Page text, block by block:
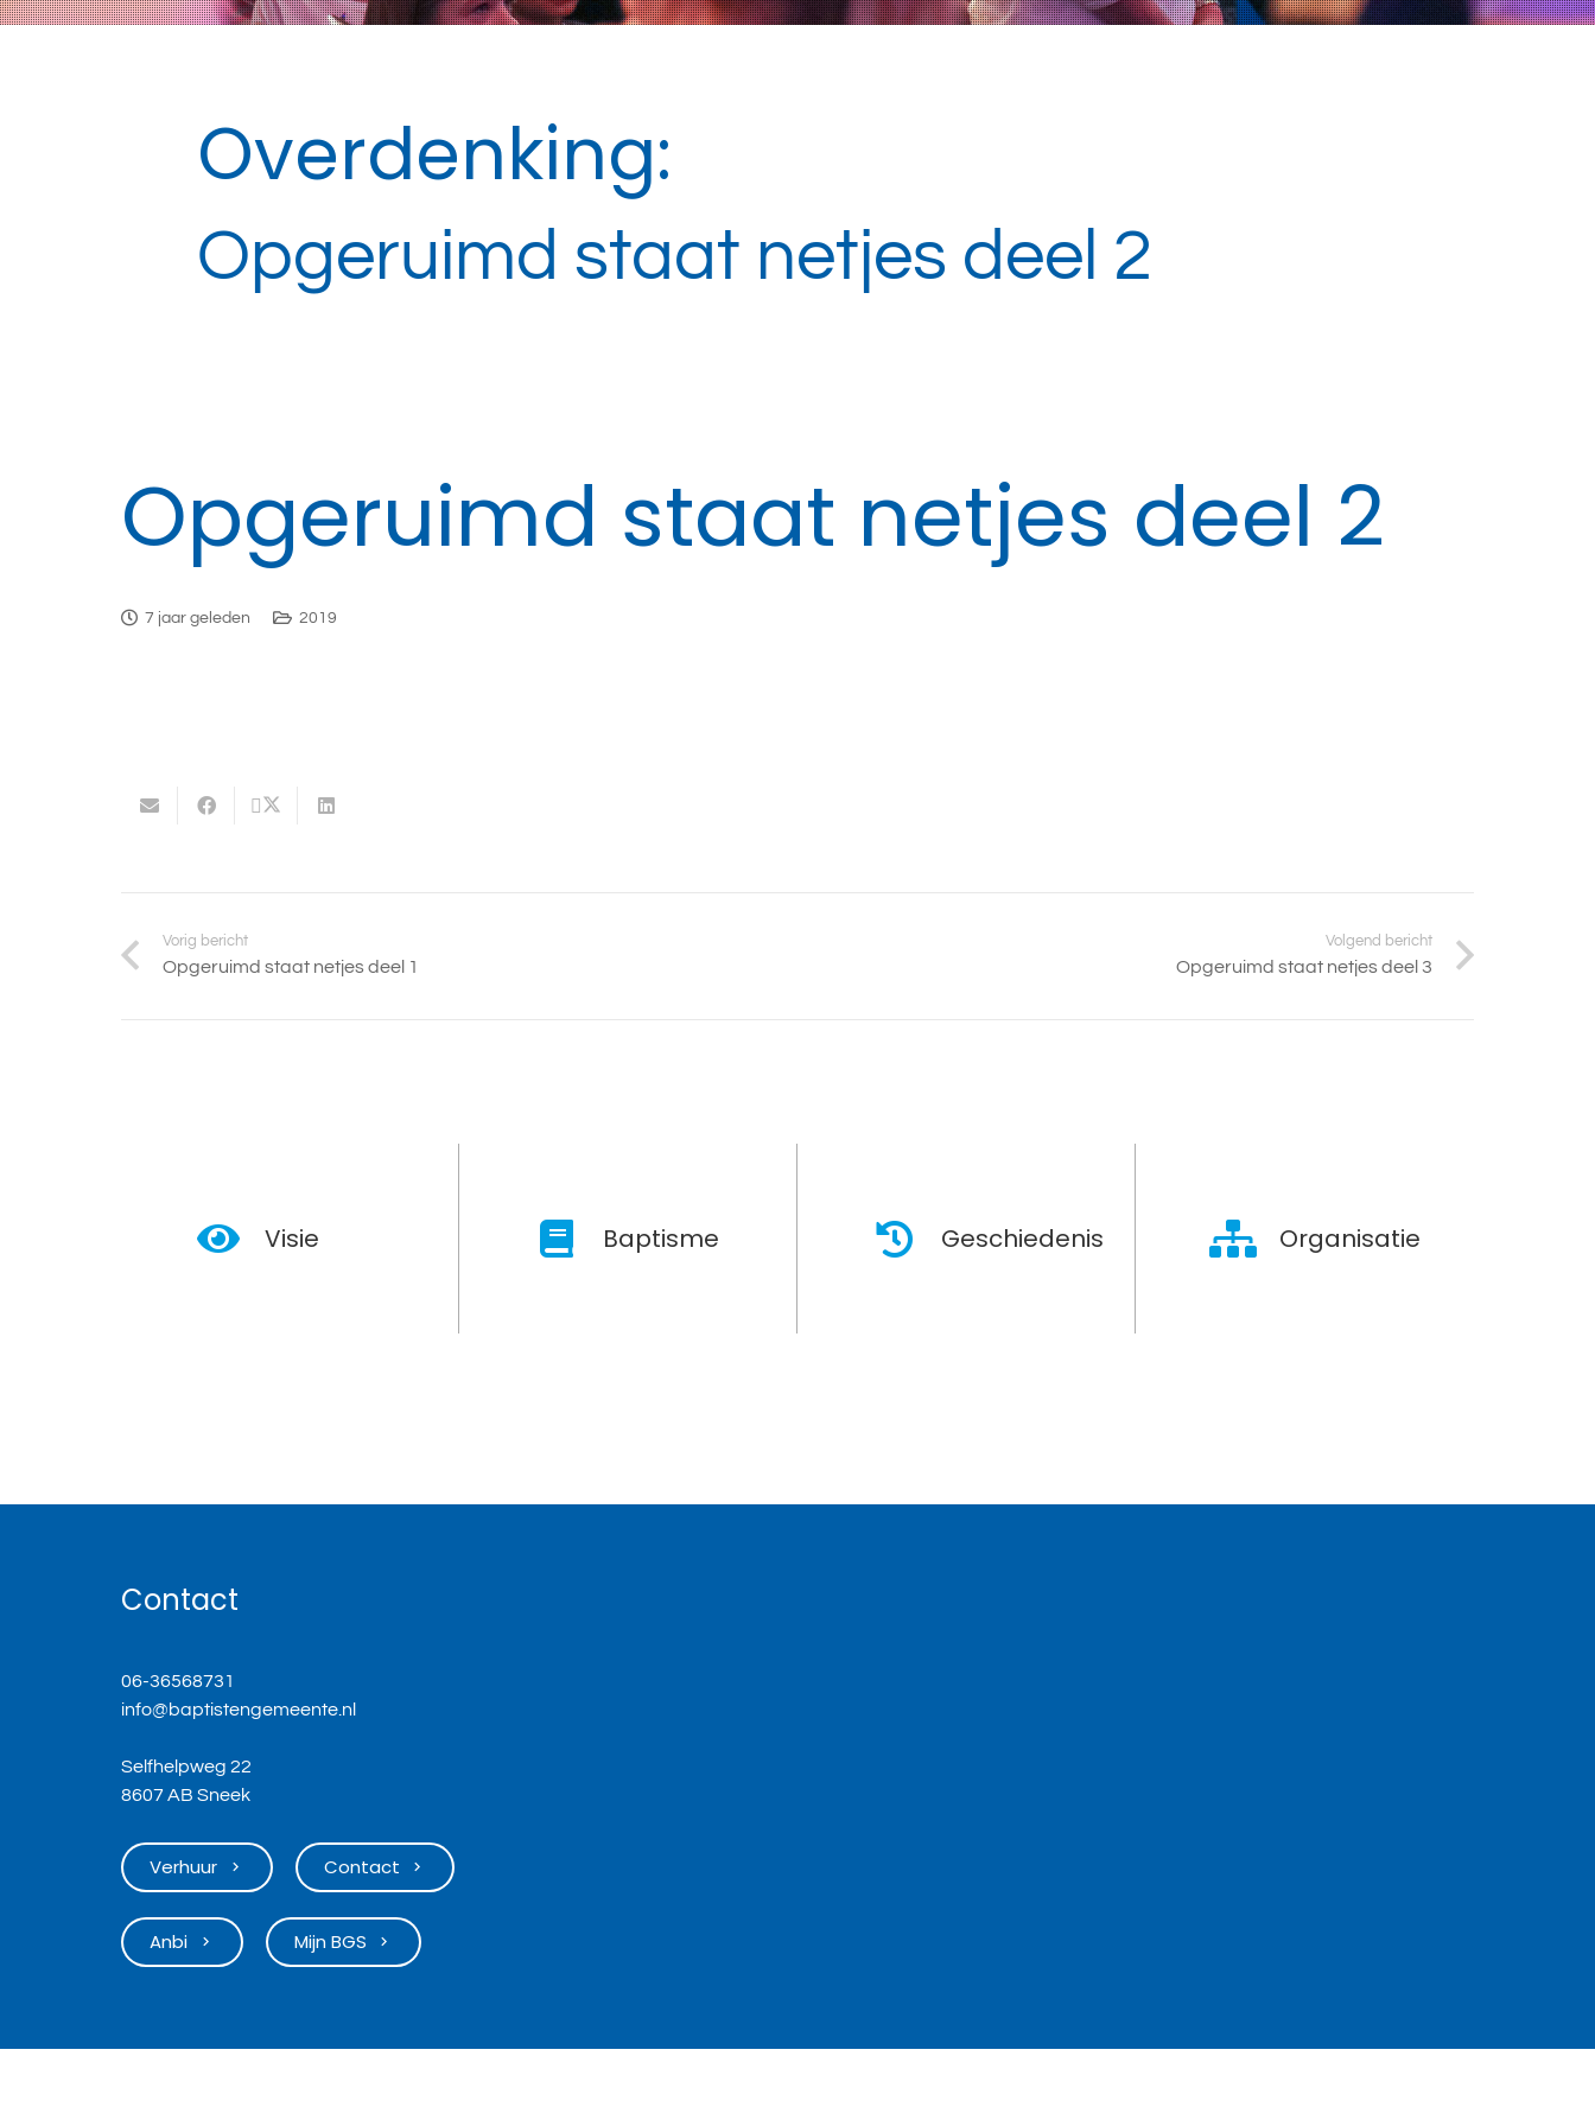
Overdenking:
Opgeruimd staat netjes deel 2
Opgeruimd staat netjes deel 2
7 jaar geleden 2019
Vorig bericht
Opgeruimd staat netjes deel 1
Volgend bericht
Opgeruimd staat netjes deel 3
Visie Baptisme Geschiedenis Organisatie
Contact
06-36568731
info@baptistengemeente.nl
Selfhelpweg 22
8607 AB Sneek
Verhuur keyboard_arrow_right Contact keyboard_arrow_right
Anbi keyboard_arrow_right Mijn BGS keyboard_arrow_right